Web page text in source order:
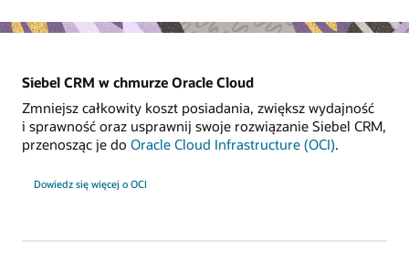
Siebel CRM w chmurze Oracle Cloud
Zmniejsz całkowity koszt posiadania, zwiększ wydajność
i sprawność oraz usprawnij swoje rozwiązanie Siebel CRM,
przenosząc je do Oracle Cloud Infrastructure (OCI).
Dowiedz się więcej o OCI